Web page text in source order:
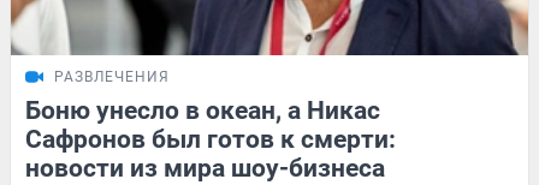
РАЗВЛЕЧЕНИЯ
Боню унесло в океан, а Никас
Сафронов был готов к смерти:
новости из мира шоу-бизнеса